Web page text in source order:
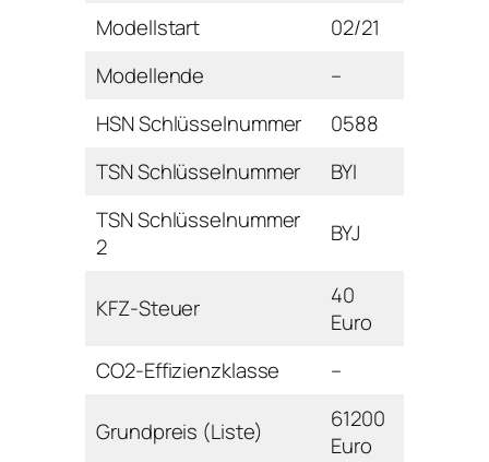
Modellstart
02/21
Modellende
–
HSN Schlüsselnummer
0588
TSN Schlüsselnummer
BYI
TSN Schlüsselnummer
2
BYJ
KFZ-Steuer
40
Euro
CO2-Effizienzklasse
–
Grundpreis (Liste)
61200
Euro